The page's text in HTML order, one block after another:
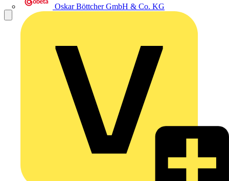
Oskar Böttcher GmbH & Co. KG